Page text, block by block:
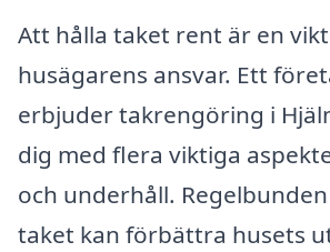
Att hålla taket rent är en
husägarens ansvar. Ett
erbjuder takrengöring i
dig med flera viktiga
och underhåll.
taket kan förbättra husets